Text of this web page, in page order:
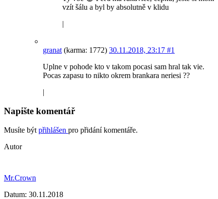
vzít šálu a byl by absolutně v klidu
|
granat (karma: 1772) 30.11.2018, 23:17 #1
Uplne v pohode kto v takom pocasi sam hral tak vie.
Pocas zapasu to nikto okrem brankara neriesi ??
|
Napište komentář
Musíte být přihlášen pro přidání komentáře.
Autor
Mr.Crown
Datum: 30.11.2018